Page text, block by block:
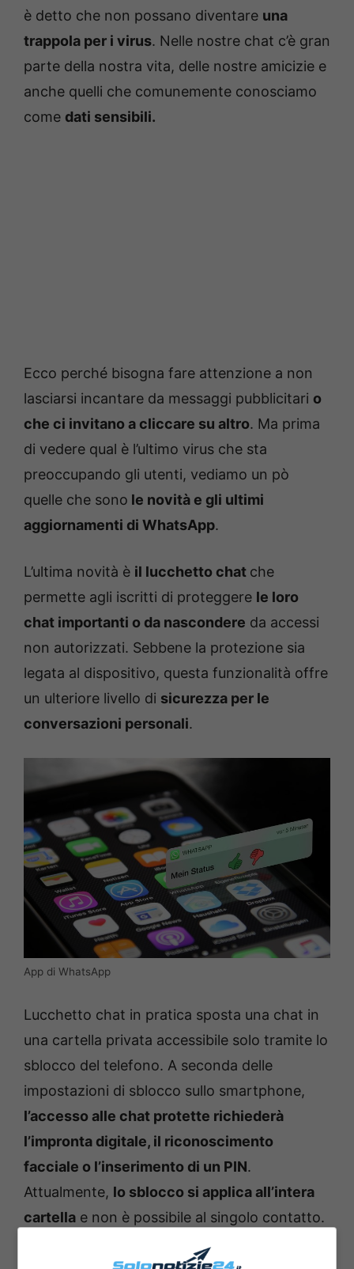
è detto che non possano diventare una
trappola per i virus. Nelle nostre chat c’è gran
parte della nostra vita, delle nostre amicizie e
anche quelli che comunemente conosciamo
come dati sensibili.
Ecco perché bisogna fare attenzione a non
lasciarsi incantare da messaggi pubblicitari o
che ci invitano a cliccare su altro. Ma prima
di vedere qual è l’ultimo virus che sta
preoccupando gli utenti, vediamo un pò
quelle che sono le novità e gli ultimi
aggiornamenti di WhatsApp.
L’ultima novità è il lucchetto chat che
permette agli iscritti di proteggere le loro
chat importanti o da nascondere da accessi
non autorizzati. Sebbene la protezione sia
legata al dispositivo, questa funzionalità offre
un ulteriore livello di sicurezza per le
conversazioni personali.
App di WhatsApp
Lucchetto chat in pratica sposta una chat in
una cartella privata accessibile solo tramite lo
sblocco del telefono. A seconda delle
impostazioni di sblocco sullo smartphone,
l’accesso alle chat protette richiederà
l’impronta digitale, il riconoscimento
facciale o l’inserimento di un PIN.
Attualmente, lo sblocco si applica all’intera
cartella e non è possibile al singolo contatto.